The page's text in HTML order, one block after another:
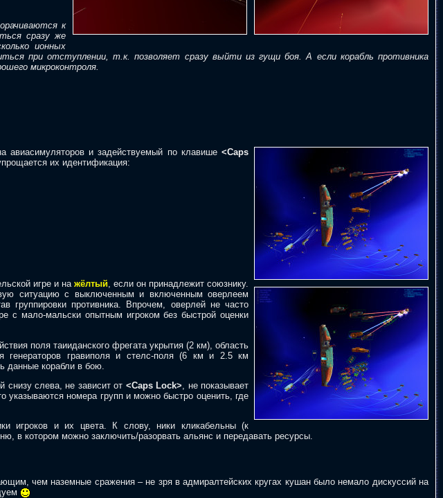
к
сразу же
ионных
при отступлении, т.к. позволяет сразу выйти из гущи боя. А если корабль противника
микроконтроля.
авиасимуляторов и задействуемый по клавише <Caps
их идентификация:
игре и на жёлтый, если он принадлежит союзнику.
ситуацию с выключенным и включенным оверлеем
группировки противника. Впрочем, оверлей не часто
с мало-мальски опытным игроком без быстрой оценки
поля таииданского фрегата укрытия (2 км), область
генераторов гравиполя и стелс-поля (6 км и 2.5 км
данные корабли в бою.
снизу слева, не зависит от <Caps Lock> , не показывает
указываются номера групп и можно быстро оценить, где
игроков и их цвета. К слову, ники кликабельны (к
в котором можно заключить/разорвать альянс и передавать ресурсы.
чем наземные сражения – не зря в адмиралтейских кругах кушан было немало дискуссий на